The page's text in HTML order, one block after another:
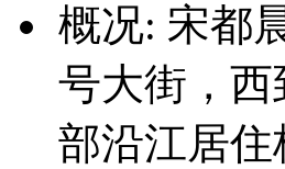
概况: 宋都
号大街，
部沿江居